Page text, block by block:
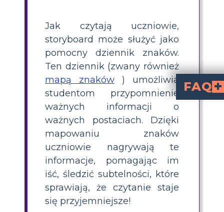
Jak czytają uczniowie,
storyboard może służyć jako
pomocny dziennik znaków.
Ten dziennik (zwany również
mapą znaków ) umożliwia
studentom przypomnienie
ważnych informacji o
ważnych postaciach. Dzięki
mapowaniu znaków
uczniowie nagrywają te
informacje, pomagając im
iść, śledzić subtelności, które
sprawiają, że czytanie staje
się przyjemniejsze!
FAQ